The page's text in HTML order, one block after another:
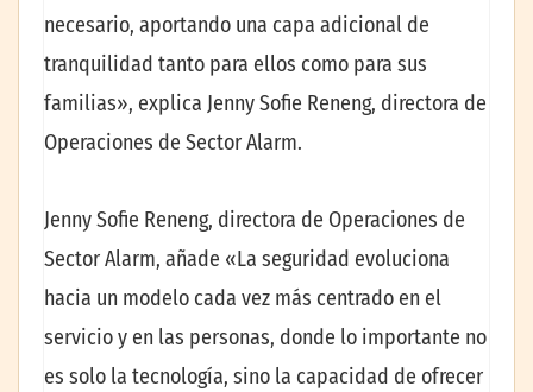
necesario, aportando una capa adicional de
tranquilidad tanto para ellos como para sus
familias», explica Jenny Sofie Reneng, directora de
Operaciones de Sector Alarm.
Jenny Sofie Reneng, directora de Operaciones de
Sector Alarm, añade «La seguridad evoluciona
hacia un modelo cada vez más centrado en el
servicio y en las personas, donde lo importante no
es solo la tecnología, sino la capacidad de ofrecer